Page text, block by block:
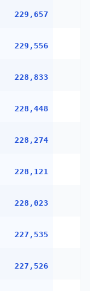
229,657
229,556
228,833
228,448
228,274
228,121
228,023
227,535
227,526